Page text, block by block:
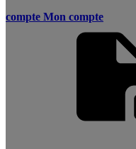
compte Mon compte